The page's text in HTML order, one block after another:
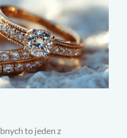
to jeden z